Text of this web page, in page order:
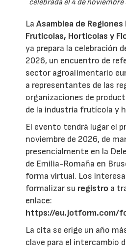
celebrada el 4 de noviembre
LaAsamblea de Regiones
Frutícolas, Hortícolas y
ya prepara la celebración
2026, un encuentro de
sector agroalimentario
a representantes de las
organizaciones de
de la industria frutícola y
El evento tendrá lugar el
noviembre de 2026, de
presencialmente en la
de Emilia-Romaña en
forma virtual. Los
formalizar su registro a
enlace:
https://eu.jotform.com/
La cita se erige un año
clave para el intercambio